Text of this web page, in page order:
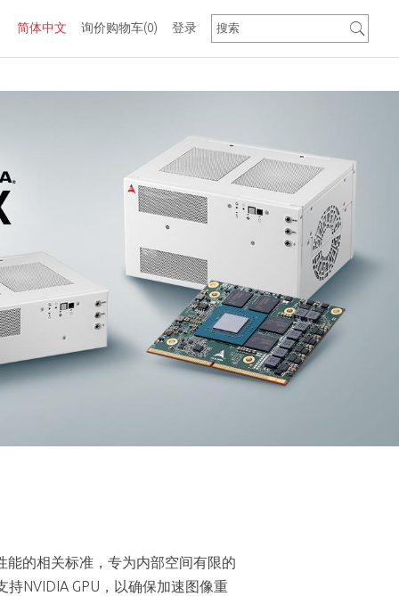
询价购物车(0)
简体中文 登录
能的相关标准，专为内部空间有限的
NVIDIA GPU，以确保加速图像重